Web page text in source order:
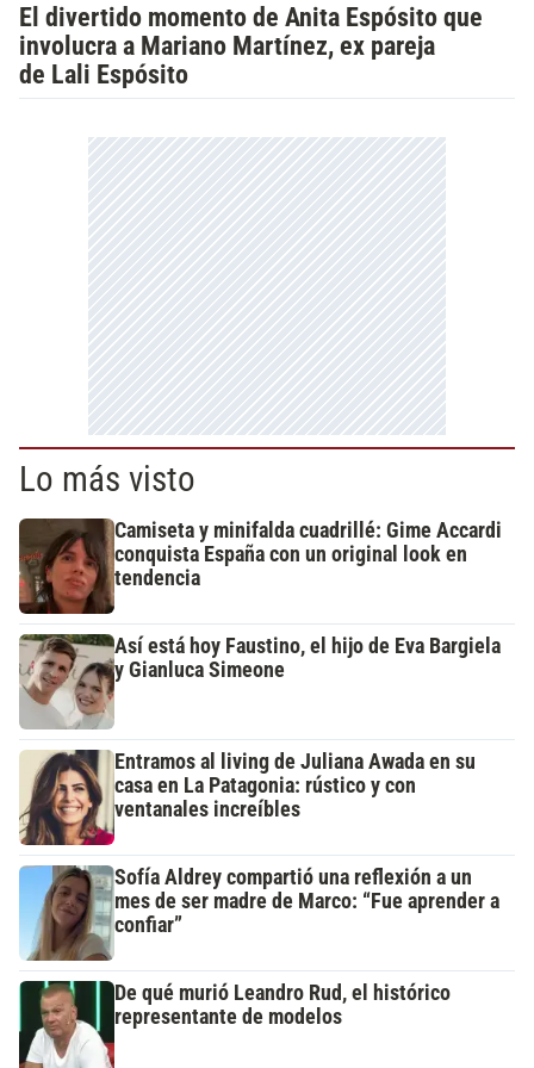
El divertido momento de Anita Espósito que
involucra a Mariano Martínez, ex pareja
de Lali Espósito
Lo más visto
Camiseta y minifalda cuadrillé: Gime Accardi
conquista España con un original look en
tendencia
Así está hoy Faustino, el hijo de Eva Bargiela
y Gianluca Simeone
Entramos al living de Juliana Awada en su
casa en La Patagonia: rústico y con
ventanales increíbles
Sofía Aldrey compartió una reflexión a un
mes de ser madre de Marco: “Fue aprender a
confiar”
De qué murió Leandro Rud, el histórico
representante de modelos